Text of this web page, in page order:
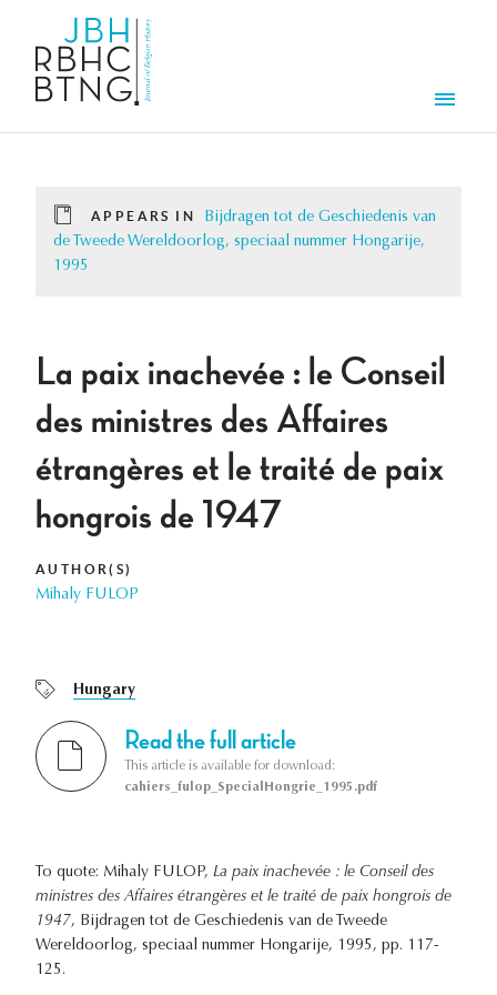
APPEARS IN
Bijdragen tot de Geschiedenis van
de Tweede Wereldoorlog, speciaal nummer Hongarije,
1995
La paix inachevée : le Conseil
des ministres des Affaires
étrangères et le traité de paix
hongrois de 1947
AUTHOR(S)
Mihaly FULOP
Hungary
Read the full article
This article is available for download:
cahiers_fulop_SpecialHongrie_1995.pdf
To quote: Mihaly FULOP, La paix inachevée : le Conseil des
ministres des Affaires étrangères et le traité de paix hongrois de
1947, Bijdragen tot de Geschiedenis van de Tweede
Wereldoorlog, speciaal nummer Hongarije, 1995, pp. 117-
125.